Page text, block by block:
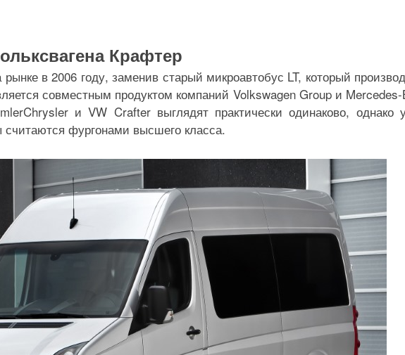
Крафтер
в 2006 году, заменив старый микроавтобус LT, который
совместным продуктом компаний Volkswagen Group и
и VW Crafter выглядят практически одинаково, однако
фургонами высшего класса.